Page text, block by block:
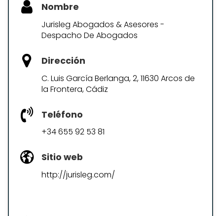
Nombre
Jurisleg Abogados & Asesores -
Despacho De Abogados
Dirección
C. Luis García Berlanga, 2, 11630 Arcos de
la Frontera, Cádiz
Teléfono
+34 655 92 53 81
Sitio web
http://jurisleg.com/